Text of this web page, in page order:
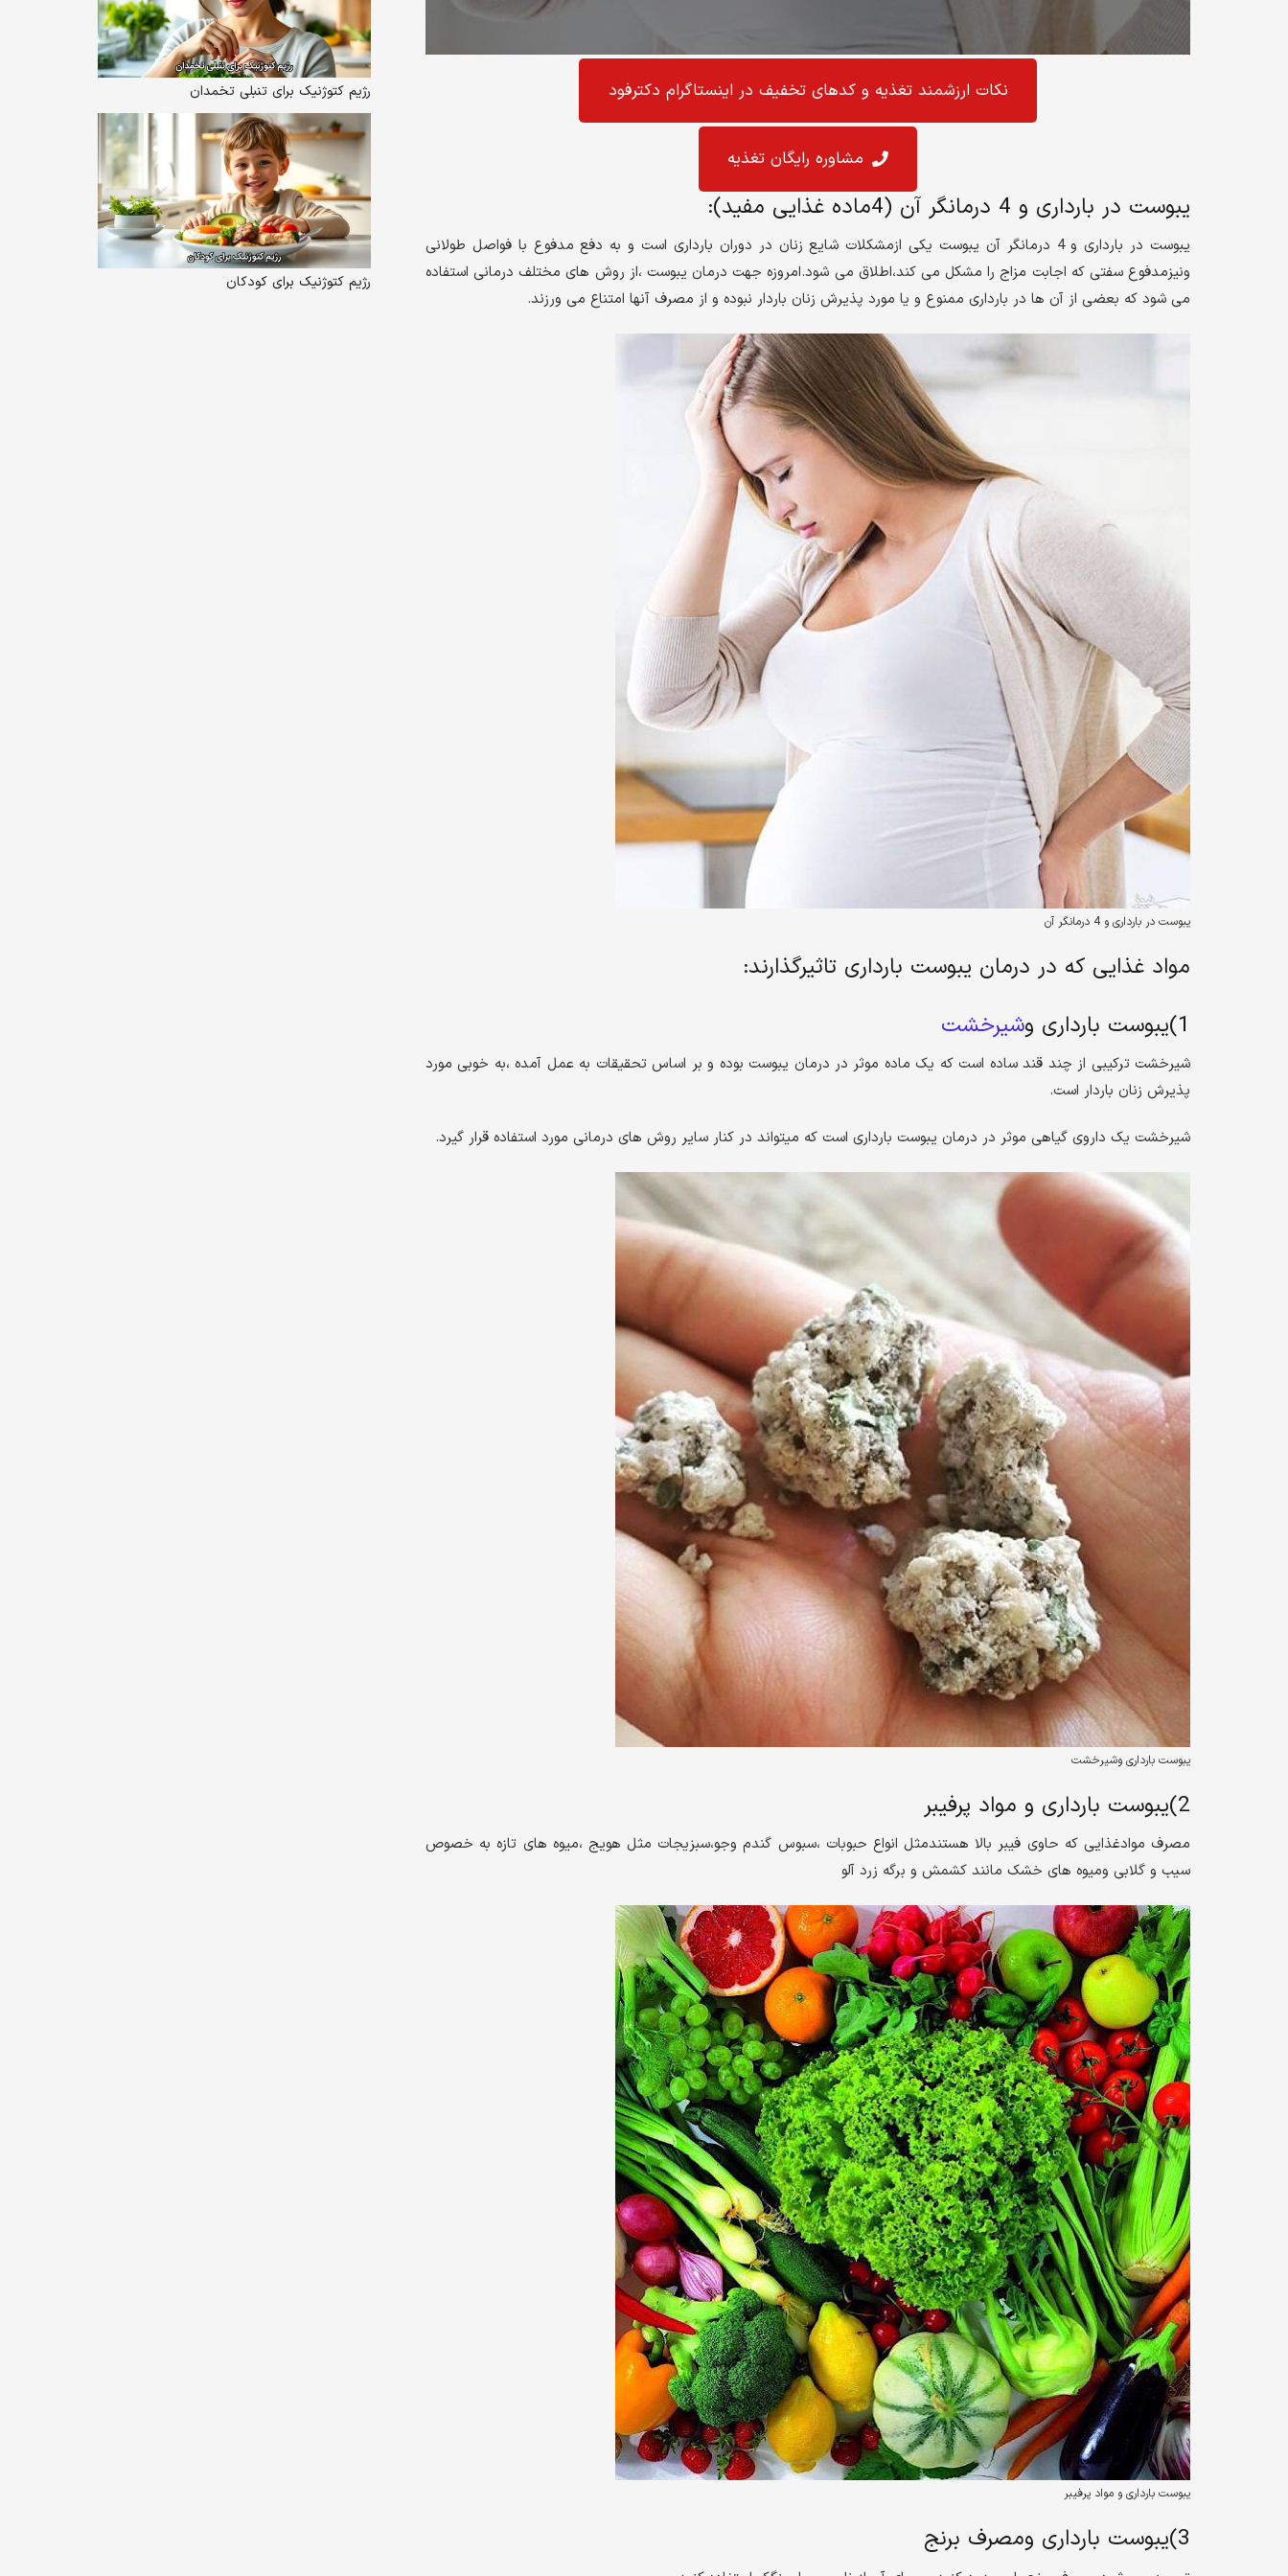
نکات ارزشمند تغذیه و کد‌های تخفیف در اینستاگرام دکترفود
مشاوره رایگان تغذیه
یبوست در بارداری و 4 درمانگر آن (4ماده غذایی مفید):
یبوست در بارداری و 4 درمانگر آن یبوست یکی ازمشکلات شایع زنان در دوران بارداری است و به دفع مدفوع با فواصل طولانی
ونیزمدفوع سفتی که اجابت مزاج را مشکل می کند،اطلاق می شود.امروزه جهت درمان یبوست ،از روش های مختلف درمانی استفاده
می شود که بعضی از آن ها در بارداری ممنوع و یا مورد پذیرش زنان باردار نبوده و از مصرف آنها امتناع می ورزند.
یبوست در بارداری و 4 درمانگر آن
مواد غذایی که در درمان یبوست بارداری تاثیرگذارند:
1)یبوست بارداری و
شیرخشت
شیرخشت ترکیبی از چند قند ساده است که یک ماده موثر در درمان یبوست بوده و بر اساس تحقیقات به عمل آمده ،به خوبی مورد
پذیرش زنان باردار است.
شیرخشت یک داروی گیاهی موثر در درمان یبوست بارداری است که میتواند در کنار سایر روش های درمانی مورد استفاده قرار گیرد.
یبوست بارداری وشیرخشت
2)یبوست بارداری و مواد پرفیبر
مصرف موادغذایی که حاوی فیبر بالا هستندمثل انواع حبوبات ،سبوس گندم وجو،سبزیجات مثل هویج ،میوه های تازه به خصوص
سیب و گلابی ومیوه های خشک مانند کشمش و برگه زرد آلو
یبوست بارداری و مواد پرفیبر
3)یبوست بارداری ومصرف برنج
رژیم کتوژنیک برای تنبلی تخمدان
رژیم کتوژنیک برای کودکان